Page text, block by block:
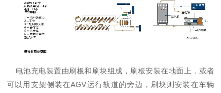
电池充电装置由刷板和刷块组成，刷板安装在地面上，或者
可以用支架侧装在AGV运行轨道的旁边，刷块则安装在车辆